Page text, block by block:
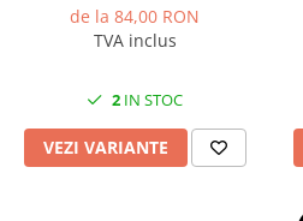
de la 84,00 RON
TVA inclus
2 IN STOC
VEZI VARIANTE